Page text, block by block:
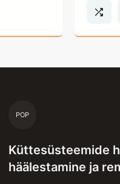
POP
Küttesüsteemide
häälestamine ja